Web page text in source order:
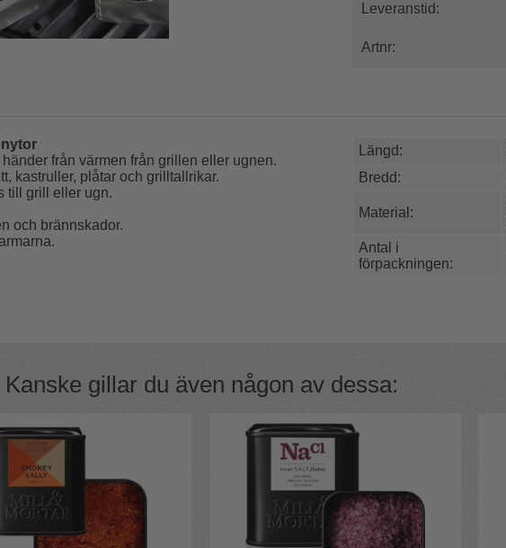
Leveranstid:
Artnr:
från värmen från grillen eller ugnen.
kastruller, plåtar och grilltallrikar.
till grill eller ugn.
och brännskador.
och pekfingret för värmeskydd.
att bära och "andas" så att den inte
halksäkra och säkerställer perfekt
v-formade mudden nedtill arm och
handens form och dess längs skyddar
Längd:
Bredd:
Material:
Antal i
förpackningen:
Kanske gillar du även någon av dessa: